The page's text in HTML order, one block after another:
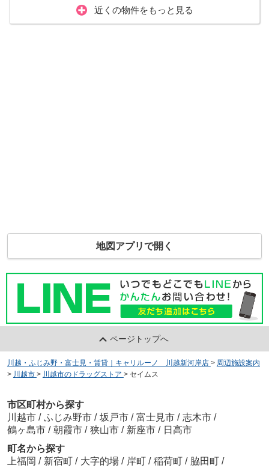
近くの物件をもっと見る
地図アプリで開く
ページトップへ
川越・ふじみ野・富士見・賃貸｜キャリルーノ 川越新河岸店 > 周辺施設案内
> 川越市 > 川越市のドラッグストア > セイムス
市区町村から探す
川越市 / ふじみ野市 / 坂戸市 / 富士見市 / 志木市 /
鶴ヶ島市 / 朝霞市 / 狭山市 / 新座市 / 日高市
町名から探す
上福岡 / 新宿町 / 大字的場 / 岸町 / 稲荷町 / 脇田町 /